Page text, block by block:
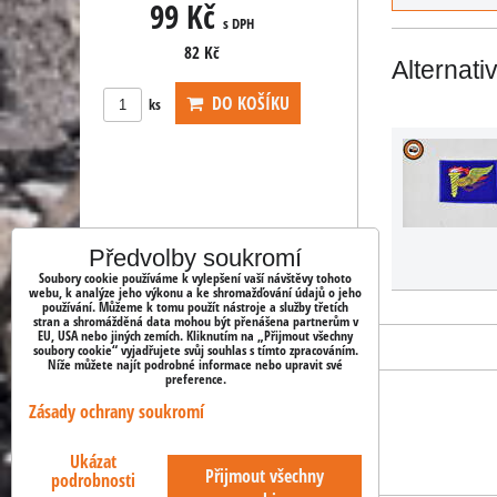
99 Kč s DPH
82 Kč
ks DO KOŠÍKU
99 Kčs DPH
OBJEDNÁVKY
Stav objednávky
Předvolby soukromí
Soubory cookie používáme k vylepšení vaší návštěvy tohoto
webu, k analýze jeho výkonu a ke shromažďování údajů o jeho
používání. Můžeme k tomu použít nástroje a služby třetích
stran a shromážděná data mohou být přenášena partnerům v
EU, USA nebo jiných zemích. Kliknutím na „Přijmout všechny
soubory cookie“ vyjadřujete svůj souhlas s tímto zpracováním.
Níže můžete najít podrobné informace nebo upravit své
preference.
Zásady ochrany soukromí
Ukázat
podrobnosti
Přijmout všechny